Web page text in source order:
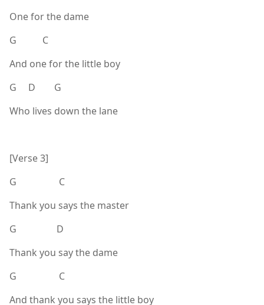
One for the dame
G C
And one for the little boy
G D G
Who lives down the lane
[Verse 3]
G C
Thank you says the master
G D
Thank you say the dame
G C
And thank you says the little boy